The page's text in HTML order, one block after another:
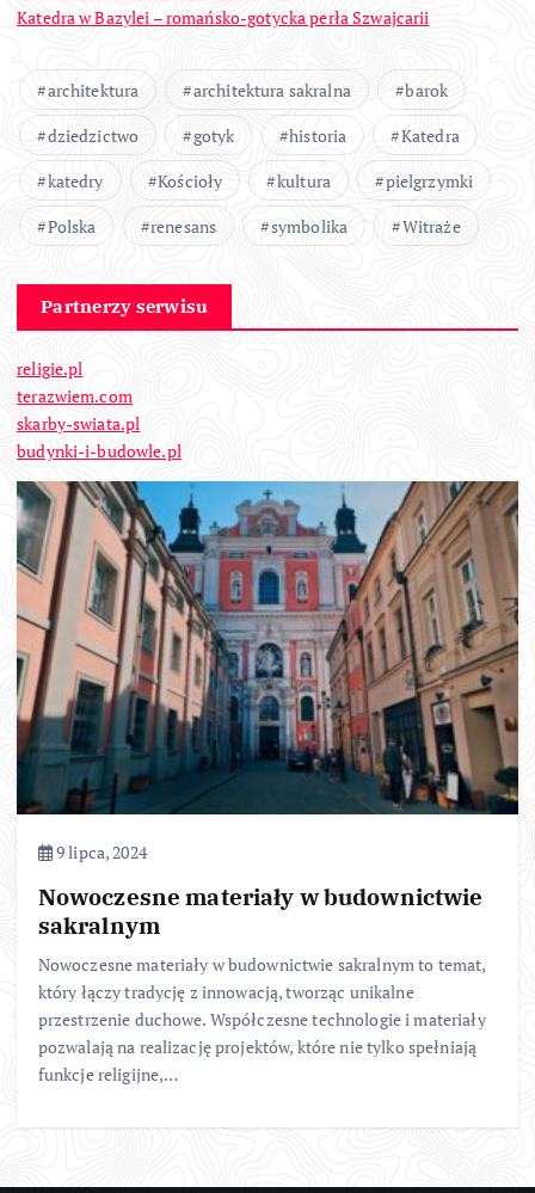
Katedra w Bazylei – romańsko-gotycka perła Szwajcarii
architektura architektura sakralna
barok
dziedzictwo
gotyk historia
Katedra
katedry
Kościoły kultura
pielgrzymki
Polska
renesans symbolika Witraże
Partnerzy serwisu
religie.pl
terazwiem.com
skarby-swiata.pl
budynki-i-budowle.pl
9 lipca, 2024
Nowoczesne materiały w budownictwie
sakralnym
Nowoczesne materiały w budownictwie sakralnym to temat,
który łączy tradycję z innowacją, tworząc unikalne
przestrzenie duchowe. Współczesne technologie i materiały
pozwalają na realizację projektów, które nie tylko spełniają
funkcje religijne,…